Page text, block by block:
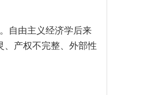
自由主义经济学后来
、产权不完整、外部性